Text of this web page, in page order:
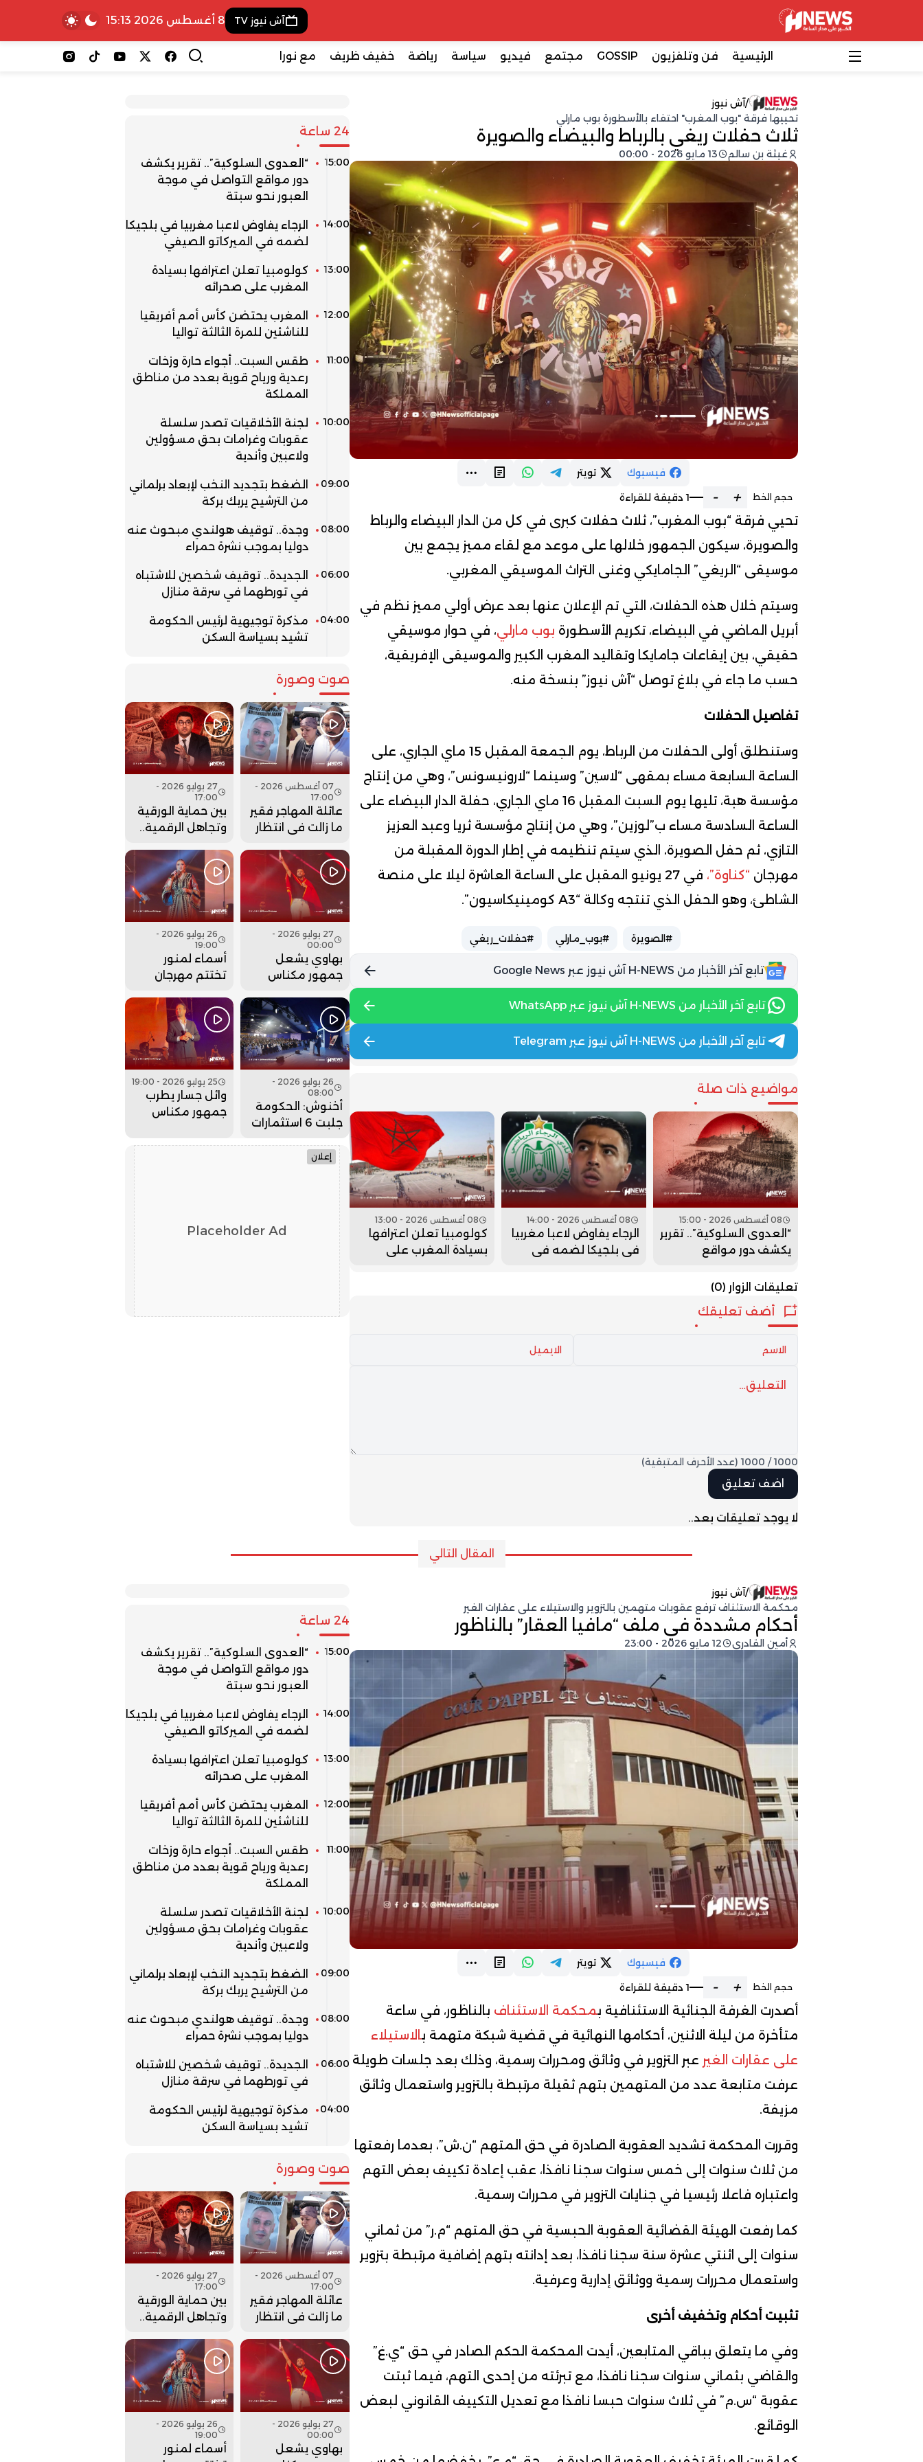
آش نيوز TV 8 أغسطس 2026 15:13
الرئيسية فن وتلفزيون GOSSIP مجتمع فيديو سياسة رياضة خفيف ظريف مع نورا
/آش نيوز
تحييها فرقة "بوب المغرب" احتفاء بالأسطورة بوب مارلي
ثلاث حفلات ريغي بالرباط والبيضاء والصويرة
غيثة بن سالم 13 مايو 2026 - 00:00
فيسبوك تويتر
حجم الخط +
- 1 دقيقة للقراءة
تحيي فرقة “بوب المغرب”، ثلاث حفلات كبرى في كل من الدار البيضاء والرباط
والصويرة، سيكون الجمهور خلالها على موعد مع لقاء مميز يجمع بين
موسيقى “الريغي” الجامايكي وغنى التراث الموسيقي المغربي.
وسيتم خلال هذه الحفلات، التي تم الإعلان عنها بعد عرض أولي مميز نظم في
أبريل الماضي في البيضاء، تكريم الأسطورة بوب مارلي، في حوار موسيقي
حقيقي، بين إيقاعات جامايكا وتقاليد المغرب الكبير والموسيقى الإفريقية،
حسب ما جاء في بلاغ توصل “آش نيوز” بنسخة منه.
تفاصيل الحفلات
وستنطلق أولى الحفلات من الرباط، يوم الجمعة المقبل 15 ماي الجاري، على
الساعة السابعة مساء بمقهى “لاسين” وسينما “لارونيسونس”، وهي من إنتاج
مؤسسة هبة، تليها يوم السبت المقبل 16 ماي الجاري، حفلة الدار البيضاء على
الساعة السادسة مساء ب”لوزين”، وهي من إنتاج مؤسسة ثريا وعبد العزيز
التازي، ثم حفل الصويرة، الذي سيتم تنظيمه في إطار الدورة المقبلة من
مهرجان “كناوة”،
في 27 يونيو المقبل على الساعة العاشرة ليلا على منصة
الشاطئ، وهو الحفل الذي تنتجه وكالة “A3 كومينيكاسيون”.
#الصويرة #بوب_مارلي #حفلات_ريغي
تابع آخر الأخبار من H-NEWS آش نيوز عبر Google News
تابع آخر الأخبار من H-NEWS آش نيوز عبر WhatsApp
تابع آخر الأخبار من H-NEWS آش نيوز عبر Telegram
مواضيع ذات صلة
08 أغسطس 2026 - 15:00
“العدوى السلوكية”.. تقرير
يكشف دور مواقع
نحو سبتة
08 أغسطس 2026 - 14:00
الرجاء يفاوض لاعبا مغربيا
في بلجيكا لضمه في
08 أغسطس 2026 - 13:00
كولومبيا تعلن اعترافها
بسيادة المغرب على
تعليقات الزوار (0)
أضف تعليقك
1000
/
1000 (عدد الأحرف المتبقية)
لا يوجد تعليقات بعد..
24 ساعة
15:00
“العدوى السلوكية”.. تقرير يكشف
دور مواقع التواصل في موجة
العبور نحو سبتة
14:00
الرجاء يفاوض لاعبا مغربيا في بلجيكا
لضمه في الميركاتو الصيفي
13:00
كولومبيا تعلن اعترافها بسيادة
المغرب على صحرائه
12:00
المغرب يحتضن كأس أمم أفريقيا
للناشئين للمرة الثالثة تواليا
11:00
طقس السبت.. أجواء حارة وزخات
رعدية ورياح قوية بعدد من مناطق
المملكة
10:00
لجنة الأخلاقيات تصدر سلسلة
عقوبات وغرامات بحق مسؤولين
ولاعبين وأندية
09:00
الضغط بتجديد النخب لإبعاد برلماني
من الترشيح يربك بركة
08:00
وجدة.. توقيف هولندي مبحوث عنه
دوليا بموجب نشرة حمراء
06:00
الجديدة.. توقيف شخصين للاشتباه
في تورطهما في سرقة منازل
04:00
مذكرة توجيهية لرئيس الحكومة
تشيد بسياسة السكن
صوت وصورة
07 أغسطس 2026 -
17:00
عائلة المهاجر فقير
ما زالت في انتظار
فيديو
27 يوليو 2026 -
17:00
بين حماية الورقية
وتجاهل الرقمية..
بنسعيد عقارب
الساعة إلى الوراء؟
27 يوليو 2026 -
00:00
بهاوي يشعل
جمهور مكناس
عيساوة.. فيديو
26 يوليو 2026 -
19:00
أسماء لمنور
تختتم مهرجان
جماهيري كبير..
فيديو
26 يوليو 2026 -
08:00
أخنوش: الحكومة
جلبت 6 استثمارات
وادي الذهب
25 يوليو 2026 - 19:00
وائل جسار يطرب
جمهور مكناس
فيديو
إعلان
Placeholder Ad
المقال التالي
/آش نيوز
محكمة الاستئناف ترفع عقوبات متهمين بالتزوير والاستيلاء على عقارات الغير
أحكام مشددة في ملف “مافيا العقار” بالناظور
أمين القادري 12 مايو 2026 - 23:00
فيسبوك تويتر
حجم الخط +
- 1 دقيقة للقراءة
أصدرت الغرفة الجنائية الاستئنافية بمحكمة الاستئناف بالناظور، في ساعة
متأخرة من ليلة الاثنين، أحكامها النهائية في قضية شبكة متهمة بالاستيلاء
على عقارات الغير عبر التزوير في وثائق ومحررات رسمية، وذلك بعد جلسات طويلة
عرفت متابعة عدد من المتهمين بتهم ثقيلة مرتبطة بالتزوير واستعمال وثائق
مزيفة.
وقررت المحكمة تشديد العقوبة الصادرة في حق المتهم “ن.ش”، بعدما رفعتها
من ثلاث سنوات إلى خمس سنوات سجنا نافذا، عقب إعادة تكييف بعض التهم
واعتباره فاعلا رئيسيا في جنايات التزوير في محررات رسمية.
كما رفعت الهيئة القضائية العقوبة الحبسية في حق المتهم “م.ر” من ثماني
سنوات إلى اثنتي عشرة سنة سجنا نافذا، بعد إدانته بتهم إضافية مرتبطة بتزوير
واستعمال محررات رسمية ووثائق إدارية وعرفية.
تثبيت أحكام وتخفيف أخرى
وفي ما يتعلق بباقي المتابعين، أيدت المحكمة الحكم الصادر في حق “ي.غ”
والقاضي بثماني سنوات سجنا نافذا، مع تبرئته من إحدى التهم، فيما ثبتت
عقوبة “س.م” في ثلاث سنوات حبسا نافذا مع تعديل التكييف القانوني لبعض
الوقائع.
24 ساعة
15:00
“العدوى السلوكية”.. تقرير يكشف
دور مواقع التواصل في موجة
العبور نحو سبتة
14:00
الرجاء يفاوض لاعبا مغربيا في بلجيكا
لضمه في الميركاتو الصيفي
13:00
كولومبيا تعلن اعترافها بسيادة
المغرب على صحرائه
12:00
المغرب يحتضن كأس أمم أفريقيا
للناشئين للمرة الثالثة تواليا
11:00
طقس السبت.. أجواء حارة وزخات
رعدية ورياح قوية بعدد من مناطق
المملكة
10:00
لجنة الأخلاقيات تصدر سلسلة
عقوبات وغرامات بحق مسؤولين
ولاعبين وأندية
09:00
الضغط بتجديد النخب لإبعاد برلماني
من الترشيح يربك بركة
08:00
وجدة.. توقيف هولندي مبحوث عنه
دوليا بموجب نشرة حمراء
06:00
الجديدة.. توقيف شخصين للاشتباه
في تورطهما في سرقة منازل
04:00
مذكرة توجيهية لرئيس الحكومة
تشيد بسياسة السكن
صوت وصورة
07 أغسطس 2026 -
17:00
عائلة المهاجر فقير
ما زالت في انتظار
فيديو
27 يوليو 2026 -
17:00
بين حماية الورقية
وتجاهل الرقمية..
بنسعيد عقارب
الساعة إلى الوراء؟
27 يوليو 2026 -
00:00
بهاوي يشعل
26 يوليو 2026 -
19:00
أسماء لمنور